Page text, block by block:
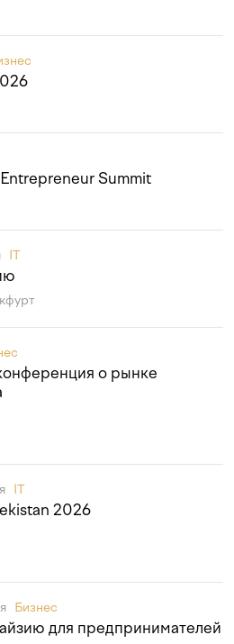
Summit
IT
о рынке
IT
2026
Бизнес
для предпринимателей